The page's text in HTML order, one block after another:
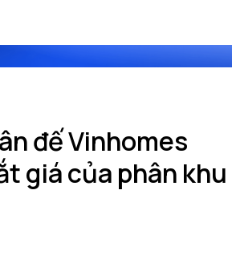
đế Vinhomes
giá của phân khu